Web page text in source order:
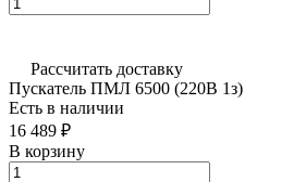
Рассчитать доставку
Пускатель ПМЛ 6500 (220В 1з)
Есть в наличии
16 489 ₽
В корзину